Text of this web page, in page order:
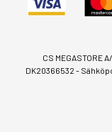
CS MEGASTORE
DK20366532 -